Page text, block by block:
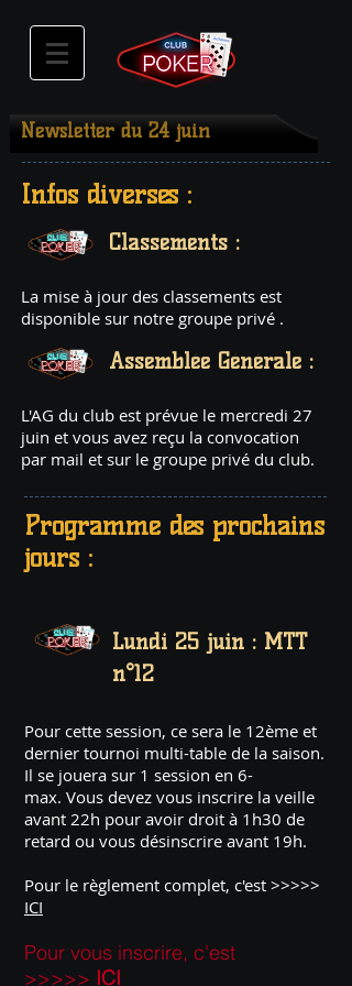
Infos diverses :
Classements :
La mise à jour des classements est
disponible sur notre groupe privé .
Assemblée Générale :
L'AG du club est prévue le mercredi 27
juin et vous avez reçu la convocation
par mail et sur le groupe privé du club.
Programme des prochains
jours :
Lundi 25 juin : MTT
n°12
Pour cette session, ce sera le 12ème et
dernier tournoi multi-table de la saison.
Il se jouera sur 1 session en 6-
max. Vous devez vous inscrire la veille
avant 22h pour avoir droit à 1h30 de
retard ou vous désinscrire avant 19h.
Pour le règlement complet, c'est >>>>>
ICI
Pour vous inscrire, c'est
>>>>> ICI
Newsletter du 24 juin